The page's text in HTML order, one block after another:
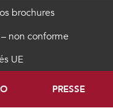
brochures
non conforme
UE
PRESSE